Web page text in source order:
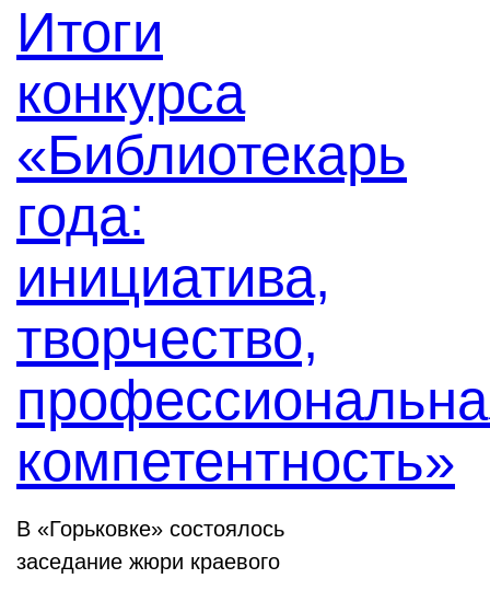
Итоги
конкурса
«Библиотекарь
года:
инициатива,
творчество,
компетентность»
В «Горьковке» состоялось
заседание жюри краевого